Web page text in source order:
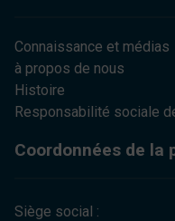
Connaissance et médias
à propos de nous
Histoire
Responsabilité sociale
Coordonnées de la
Siège social :